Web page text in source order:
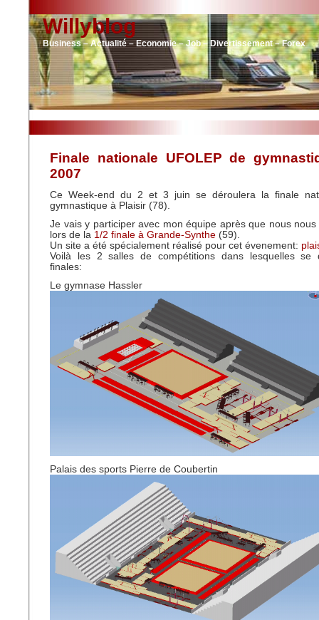
Willyblog
Business – Actualité – Economie – Job – Divertissement – Forex
Finale nationale UFOLEP de
2007
Ce Week-end du 2 et 3 juin se déroulera la finale
gymnastique à Plaisir (78).
Je vais y participer avec mon équipe après que nous nous
lors de la 1/2 finale à Grande-Synthe (59).
Un site a été spécialement réalisé pour cet évenement:
Voilà les 2 salles de compétitions dans lesquelles se
finales:
Le gymnase Hassler
Palais des sports Pierre de Coubertin